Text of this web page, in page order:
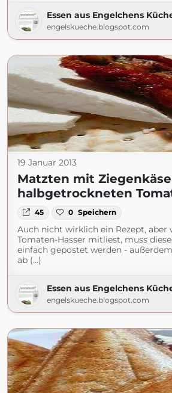
Essen aus Engelchens
engelskueche.blogspot.com
19 Januar 2013
Matzten mit
halbgetrockneten
45 0 Speichern
Auch nicht wirklich ein Rezept, aber
Tomaten-Hasser mitliest, muss
einfach gepostet werden -
ab (...)
Essen aus Engelchens
engelskueche.blogspot.com